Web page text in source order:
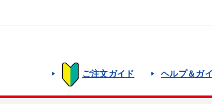
ご注文ガイド ヘルプ＆ガ